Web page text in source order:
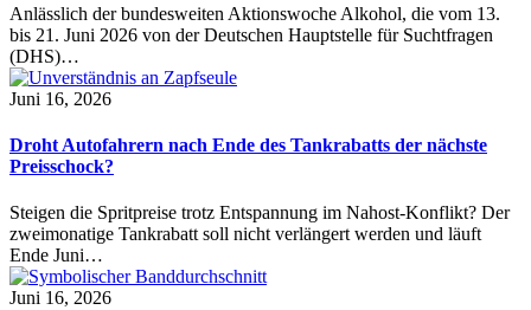
Anlässlich der bundesweiten Aktionswoche Alkohol, die vom 13.
bis 21. Juni 2026 von der Deutschen Hauptstelle für Suchtfragen
(DHS)…
Juni 16, 2026
Droht Autofahrern nach Ende des Tankrabatts der nächste
Preisschock?
Steigen die Spritpreise trotz Entspannung im Nahost-Konflikt? Der
zweimonatige Tankrabatt soll nicht verlängert werden und läuft
Ende Juni…
Juni 16, 2026